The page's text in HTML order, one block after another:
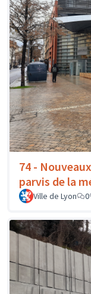
74 -
parvis de la
Ville de Lyon 0